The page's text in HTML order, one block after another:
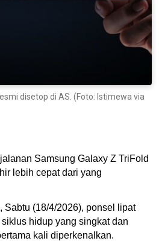
disetop di AS. (Foto: Istimewa via
Samsung Galaxy Z TriFold
lebih cepat dari yang
, Sabtu (18/4/2026), ponsel lipat
hidup yang singkat dan
kali diperkenalkan.